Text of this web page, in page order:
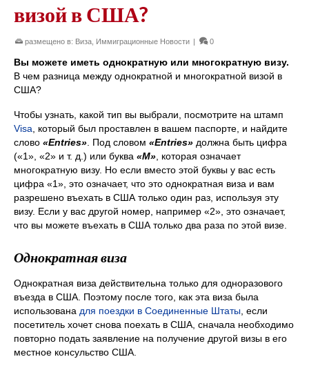
визой в США?
размещено в: Виза Иммиграционные Новости | 0
Вы можете иметь однократную или многократную визу.
В чем разница между однократной и многократной визой в
США?
Чтобы узнать, какой тип вы выбрали, посмотрите на штамп
Visa , который был проставлен в вашем паспорте, и найдите
слово «Entries» . Под словом «Entries» должна быть цифра
(«1», «2» и т. д.) или буква «M» , которая означает
многократную визу. Но если вместо этой буквы у вас есть
цифра «1», это означает, что это однократная виза и вам
разрешено въехать в США только один раз, используя эту
визу. Если у вас другой номер, например «2», это означает,
что вы можете въехать в США только два раза по этой визе.
Однократная виза
Однократная виза действительна только для одноразового
въезда в США. Поэтому после того, как эта виза была
использована для поездки в Соединенные Штаты , если
посетитель хочет снова поехать в США, сначала необходимо
повторно подать заявление на получение другой визы в его
местное консульство США.